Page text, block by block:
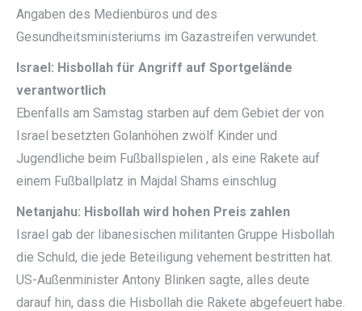
Angaben des Medienbüros und des
Gesundheitsministeriums im Gazastreifen verwundet.
Israel: Hisbollah für Angriff auf Sportgelände
verantwortlich
Ebenfalls am Samstag starben auf dem Gebiet der von
Israel besetzten Golanhöhen zwölf Kinder und
Jugendliche beim Fußballspielen , als eine Rakete auf
einem Fußballplatz in Majdal Shams einschlug
Netanjahu: Hisbollah wird hohen Preis zahlen
Israel gab der libanesischen militanten Gruppe Hisbollah
die Schuld, die jede Beteiligung vehement bestritten hat.
US-Außenminister Antony Blinken sagte, alles deute
darauf hin, dass die Hisbollah die Rakete abgefeuert habe.